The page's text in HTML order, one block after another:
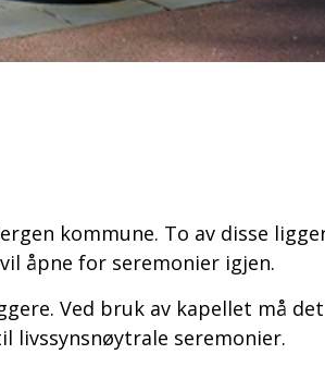
kommune. To av disse
åpne for seremonier igjen.
Ved bruk av kapellet må
livssynsnøytrale seremonier.